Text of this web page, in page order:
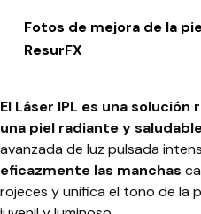
Fotos de mejora de la
ResurFX
El Láser IPL es una
una piel radiante y
avanzada de luz pulsada
eficazmente las manchas
rojeces y unifica el tono de la